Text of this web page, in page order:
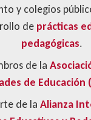
y colegios
de prácticas
pedagógicas.
de la
de Educación
de la Alianza